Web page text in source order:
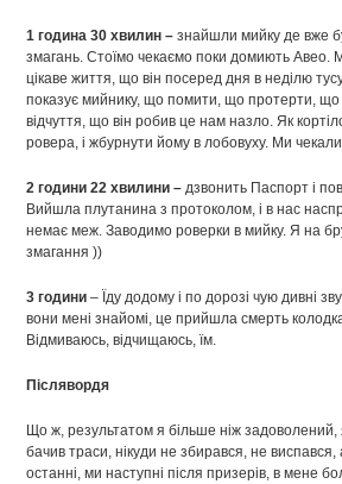
1 година 30 хвилин –знайшли мийку де вже
змагань. Стоїмо чекаємо поки домиють Авео.
цікаве життя, що він посеред дня в неділю
показує мийнику, що помити, що протерти, що
відчуття, що він робив це нам назло. Як
ровера, і жбурнути йому в лобовуху. Ми
2 години 22 хвилини –дзвонить Паспорт і
Вийшла плутанина з протоколом, і в нас
немає меж. Заводимо роверки в мийку. Я на
змагання ))
3 години – Їду додому і по дорозі чую дивні
вони мені знайомі, це прийшла смерть
Відмиваюсь, відчищаюсь, їм.
Післявордя
Що ж, результатом я більше ніж задоволений,
бачив траси, нікуди не збирався, не виспався,
останні, ми наступні після призерів, в мене